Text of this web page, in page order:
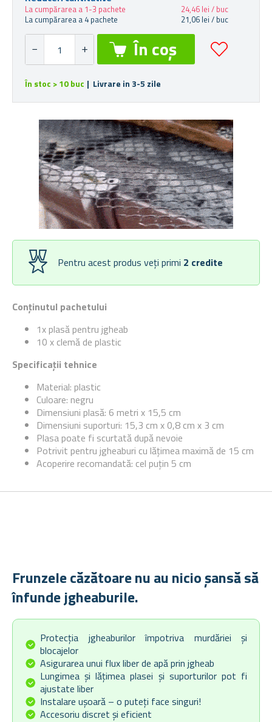
Conținutul pachetului
1x plasă pentru jgheab
10 x clemă de plastic
Specificații tehnice
Material: plastic
Culoare: negru
Dimensiuni plasă: 6 metri x 15,5 cm
Dimensiuni suporturi: 15,3 cm x 0,8 cm x 3 cm
Plasa poate fi scurtată după nevoie
Potrivit pentru jgheaburi cu lățimea maximă de 15 cm
Acoperire recomandată: cel puțin 5 cm
La cumpărarea a 1-3 pachete
24,46 lei / buc
La cumpărarea a 4 pachete
21,06 lei / buc
În stoc > 10 buc | Livrare in 3-5 zile
Pentru acest produs veți primi 2 credite
Frunzele căzătoare nu au nicio șansă să
înfunde jgheaburile.
Protecția jgheaburilor împotriva murdăriei și
blocajelor
Asigurarea unui flux liber de apă prin jgheab
Lungimea și lățimea plasei și suporturilor pot fi
ajustate liber
Instalare ușoară – o puteți face singuri!
Accesoriu discret și eficient